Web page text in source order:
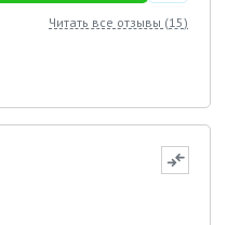
Читать все отзывы (15)